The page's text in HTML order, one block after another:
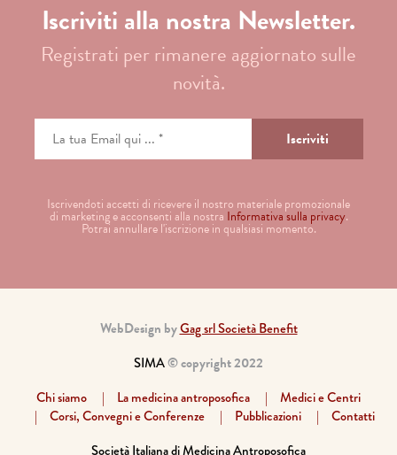
Iscriviti alla nostra Newsletter.
Registrati per rimanere aggiornato sulle
novità.
Iscrivendoti accetti di ricevere il nostro materiale promozionale
di marketing e acconsenti alla nostra Informativa sulla privacy.
Potrai annullare l'iscrizione in qualsiasi momento.
WebDesign byGag srl Società Benefit
SIMA© copyright 2022
Chi siamo
La medicina antroposofica
Medici e Centri
Corsi, Convegni e Conferenze
Pubblicazioni
Contatti
Società Italiana di Medicina Antroposofica